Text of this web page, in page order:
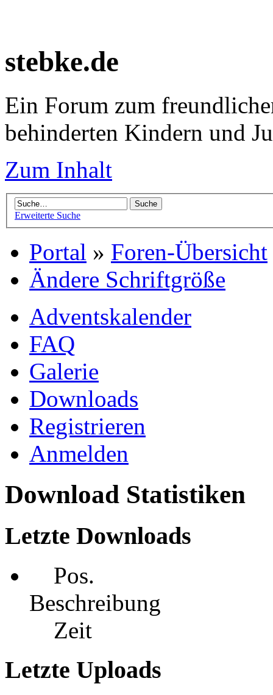
stebke.de
Ein Forum zum
behinderten Kindern und
Zum Inhalt
Erweiterte Suche
Portal » Foren-Übersicht
Ändere Schriftgröße
Adventskalender
FAQ
Galerie
Downloads
Registrieren
Anmelden
Download Statistiken
Letzte Downloads
Pos.
Beschreibung
Zeit
Letzte Uploads